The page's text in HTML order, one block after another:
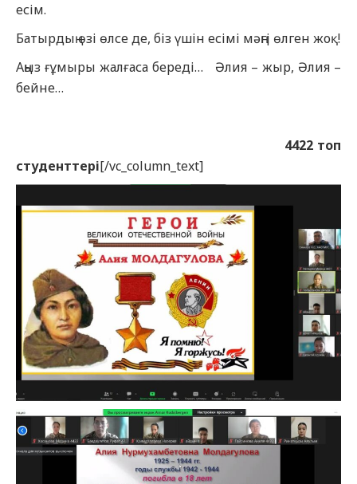
есім.
Батырдың өзі өлсе де, біз үшін есімі мәңгі өлген жоқ!
Аңыз ғұмыры жалғаса береді… Әлия – жыр, Әлия –
бейне…
4422 топ
студенттері[/vc_column_text]